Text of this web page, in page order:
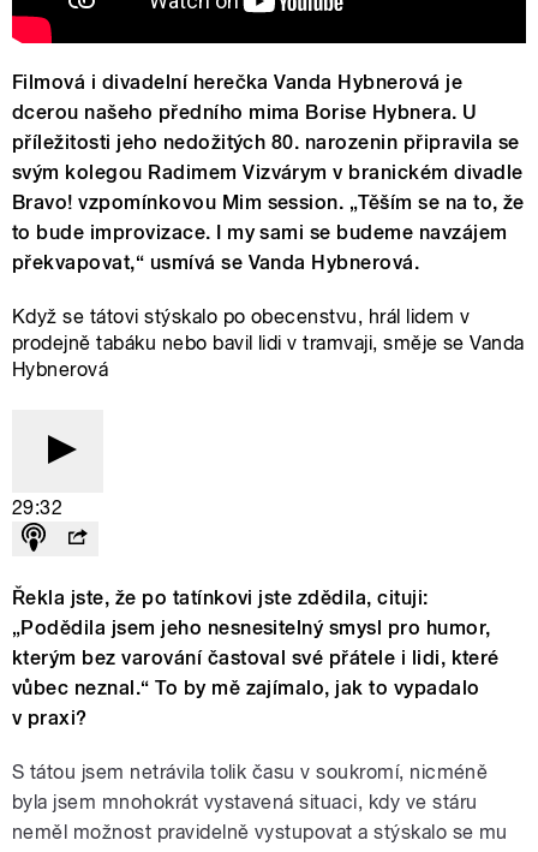
Filmová i divadelní herečka Vanda Hybnerová je
dcerou našeho předního mima Borise Hybnera. U
příležitosti jeho nedožitých 80. narozenin připravila se
svým kolegou Radimem Vizvárym v branickém divadle
Bravo! vzpomínkovou Mim session. „Těším se na to, že
to bude improvizace. I my sami se budeme navzájem
překvapovat,“ usmívá se Vanda Hybnerová.
Když se tátovi stýskalo po obecenstvu, hrál lidem v
prodejně tabáku nebo bavil lidi v tramvaji, směje se Vanda
Hybnerová
29:32
Řekla jste, že po tatínkovi jste zdědila, cituji:
„Podědila jsem jeho nesnesitelný smysl pro humor,
kterým bez varování častoval své přátele i lidi, které
vůbec neznal.“ To by mě zajímalo, jak to vypadalo
v praxi?
S tátou jsem netrávila tolik času v soukromí, nicméně
byla jsem mnohokrát vystavená situaci, kdy ve stáru
neměl možnost pravidelně vystupovat a stýskalo se mu